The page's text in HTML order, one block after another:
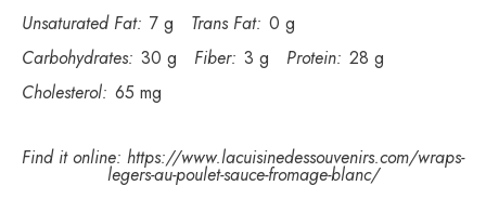
Unsaturated Fat: 7 g Trans Fat: 0 g
Carbohydrates: 30 g Fiber: 3 g Protein: 28 g
Cholesterol: 65 mg
Find it online: https://www.lacuisinedessouvenirs.com/wraps-
legers-au-poulet-sauce-fromage-blanc/